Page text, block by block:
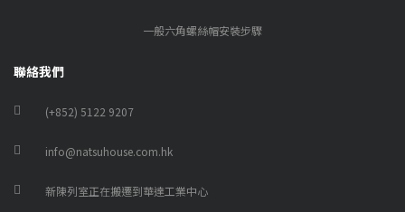
一般六角螺絲帽安裝步驟
聯絡我們
(+852) 5122 9207
info@natsuhouse.com.hk
新陳列室正在搬遷到華達工業中心